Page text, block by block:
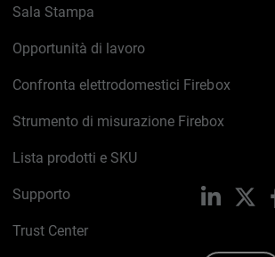
Sala Stampa
Opportunità di lavoro
Confronta elettrodomestici Firebox
Strumento di misurazione Firebox
Lista prodotti e SKU
Supporto
Trust Center
LinkedIn